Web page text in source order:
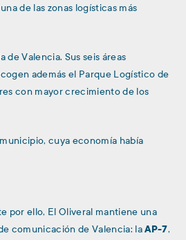
de las zonas logísticas más
Valencia. Sus seis áreas
además el Parque Logístico de
con mayor crecimiento de los
cuya economía había
por ello, El Oliveral mantiene una
comunicación de Valencia: laAP-7,